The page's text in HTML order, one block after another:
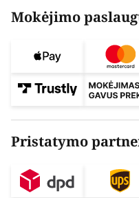
Mokėjimo
Pristatymo